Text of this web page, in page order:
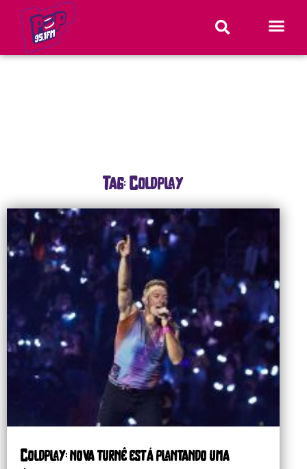
Tag: Coldplay
Coldplay: nova turnê está plantando uma